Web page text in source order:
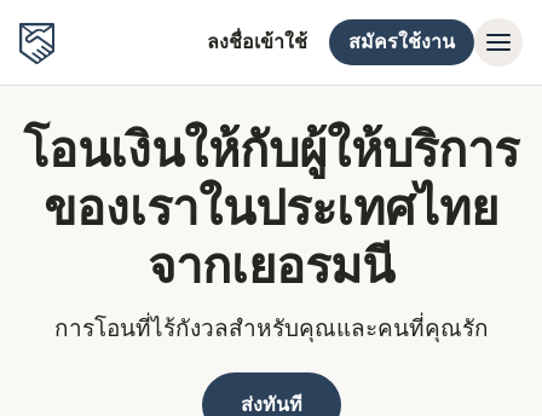
ลงชื่อเข้าใช้ สมัครใช้งาน
โอนเงินให้กับผู้ให้บริการ
ของเราในประเทศไทย
จากเยอรมนี
การโอนที่ไร้กังวลสำหรับคุณและคนที่คุณรัก
ส่งทันที